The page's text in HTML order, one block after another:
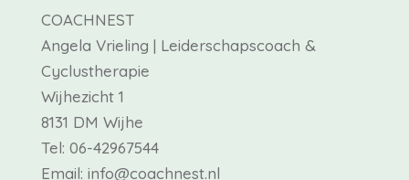
COACHNEST
Angela Vrieling | Leiderschapscoach &
Cyclustherapie
Wijhezicht 1
8131 DM Wijhe
Tel: 06-42967544
Email: info@coachnest.nl